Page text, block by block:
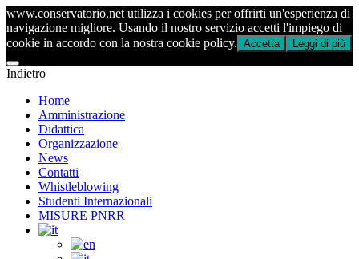
www.conservatorio.net utilizza i cookies per offrirti un'esperienza di
navigazione migliore. Usando il nostro servizio accetti l'impiego di
cookie in accordo con la nostra cookie policy. Accetta Leggi di più
Indietro
Home
Amministrazione
Didattica
Organizzazione
News
Contatti
Whistleblowing
Studenti Internazionali
MISURE PNRR